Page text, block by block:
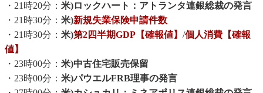
・21時20分： 米)ロックハート：アトランタ連銀総裁の発言
・21時30分： 米)新規失業保険申請件数
・21時30分： 米)第2四半期GDP【確報値】 /個人消費【確報
値】
・23時00分： 米)中古住宅販売保留
・23時00分： 米)パウエルFRB理事の発言